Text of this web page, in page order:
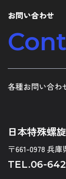
お問い合わせ
各種お問い合わ
日本特殊螺
〒661-0978 兵
TEL.06-